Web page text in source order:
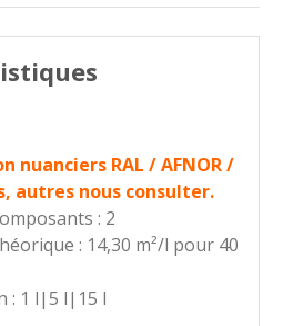
nuanciers RAL / AFNOR /
autres nous consulter.
: 2
: 14,30 m²/l pour 40
: 1 l|5 l|15 l